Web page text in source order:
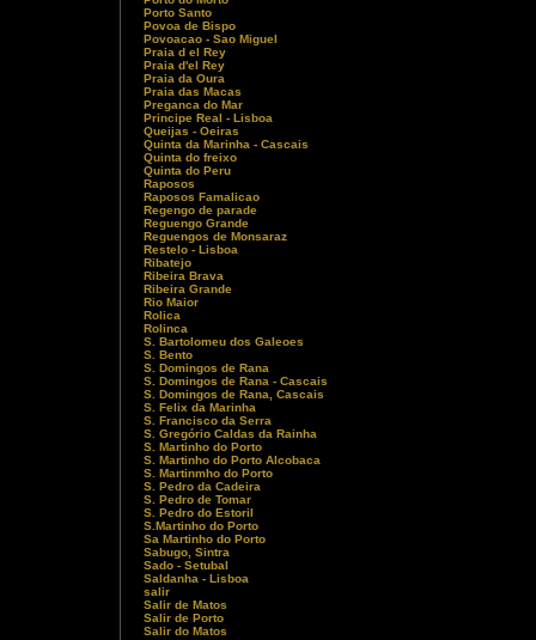
Porto Santo
Povoa de Bispo
Povoacao - Sao Miguel
Praia d el Rey
Praia d'el Rey
Praia da Oura
Praia das Macas
Preganca do Mar
Principe Real - Lisboa
Queijas - Oeiras
Quinta da Marinha - Cascais
Quinta do freixo
Quinta do Peru
Raposos
Raposos Famalicao
Regengo de parade
Reguengo Grande
Reguengos de Monsaraz
Restelo - Lisboa
Ribatejo
Ribeira Brava
Ribeira Grande
Rio Maior
Rolica
Rolinca
S. Bartolomeu dos Galeoes
S. Bento
S. Domingos de Rana
S. Domingos de Rana - Cascais
S. Domingos de Rana, Cascais
S. Felix da Marinha
S. Francisco da Serra
S. Gregório Caldas da Rainha
S. Martinho do Porto
S. Martinho do Porto Alcobaca
S. Martinmho do Porto
S. Pedro da Cadeira
S. Pedro de Tomar
S. Pedro do Estoril
S.Martinho do Porto
Sa Martinho do Porto
Sabugo, Sintra
Sado - Setubal
Saldanha - Lisboa
salir
Salir de Matos
Salir de Porto
Salir do Matos